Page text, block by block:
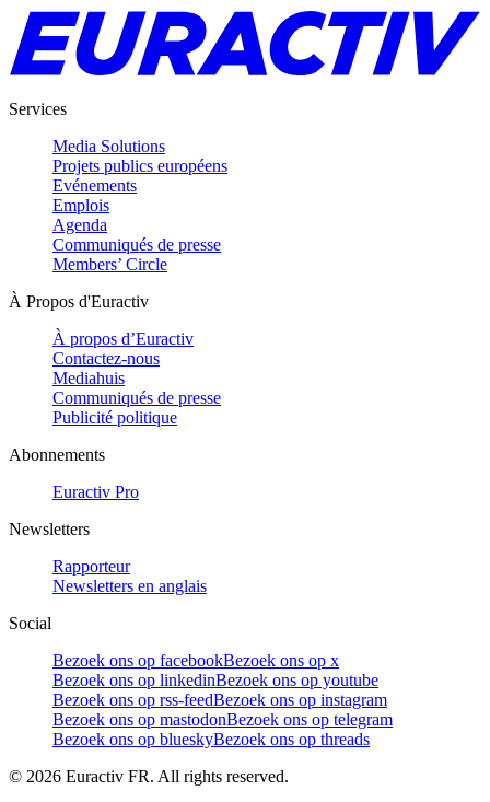
Services
Media Solutions
Projets publics européens
Evénements
Emplois
Agenda
Communiqués de presse
Members’ Circle
À Propos d'Euractiv
À propos d’Euractiv
Contactez-nous
Mediahuis
Communiqués de presse
Publicité politique
Abonnements
Euractiv Pro
Newsletters
Rapporteur
Newsletters en anglais
Social
Bezoek ons op facebookBezoek ons op x
Bezoek ons op linkedinBezoek ons op youtube
Bezoek ons op rss-feedBezoek ons op instagram
Bezoek ons op mastodonBezoek ons op telegram
Bezoek ons op blueskyBezoek ons op threads
© 2026 Euractiv FR. All rights reserved.